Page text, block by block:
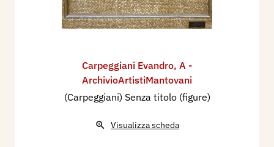
Carpeggiani Evandro, A -
ArchivioArtistiMantovani
(Carpeggiani) Senza titolo (figure)
Visualizza scheda